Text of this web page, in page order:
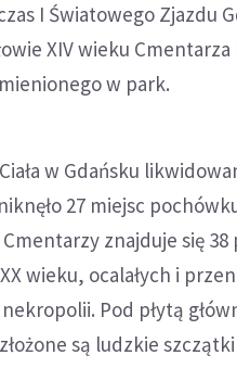
I Światowego Zjazdu
XIV wieku Cmentarza
w park.
w Gdańsku
27 miejsc
znajduje się 38
wieku, ocalałych i
Pod płytą
są ludzkie